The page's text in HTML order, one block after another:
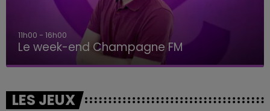
11h00 - 16h00
Le week-end Champagne FM
LES JEUX